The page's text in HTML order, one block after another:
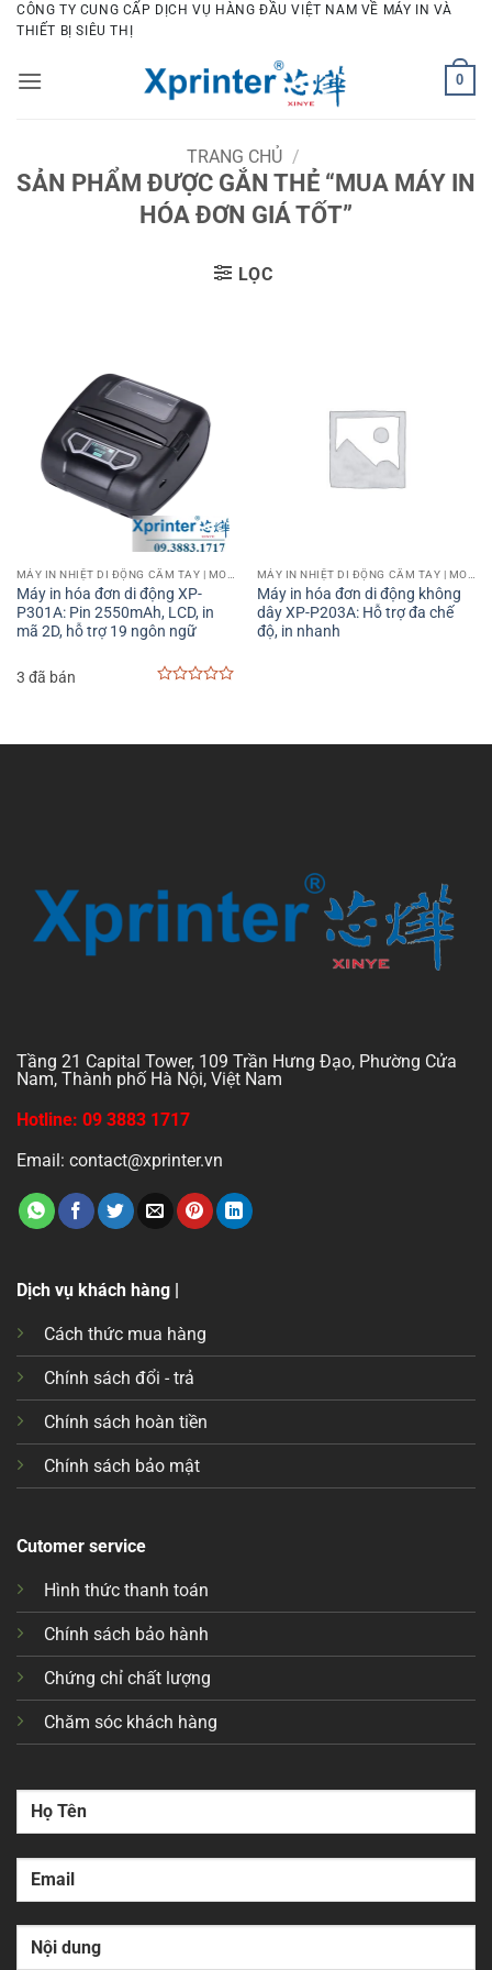
Bỏ
qua
dung
CÔNG TY CUNG CẤP DỊCH VỤ HÀNG ĐẦU VIỆT NAM VỀ MÁY IN VÀ
THIẾT BỊ SIÊU THỊ
0
TRANG CHỦ /
SẢN PHẨM ĐƯỢC GẮN THẺ “MUA MÁY IN
HÓA ĐƠN GIÁ TỐT”
LỌC
Máy in hóa đơn di động XP-
P301A: Pin 2550mAh, LCD, in
mã 2D, hỗ trợ 19 ngôn ngữ
3 đã bán
5
Máy in hóa đơn di động không
dây XP-P203A: Hỗ trợ đa chế
độ, in nhanh
Tầng 21 Capital Tower, 109 Trần Hưng Đạo, Phường Cửa
Nam, Thành phố Hà Nội, Việt Nam
Hotline: 09 3883 1717
Email: contact@xprinter.vn
Dịch vụ khách hàng |
Cách thức mua hàng
Chính sách đổi - trả
Chính sách hoàn tiền
Chính sách bảo mật
Cutomer service
Hình thức thanh toán
Chính sách bảo hành
Chứng chỉ chất lượng
Chăm sóc khách hàng